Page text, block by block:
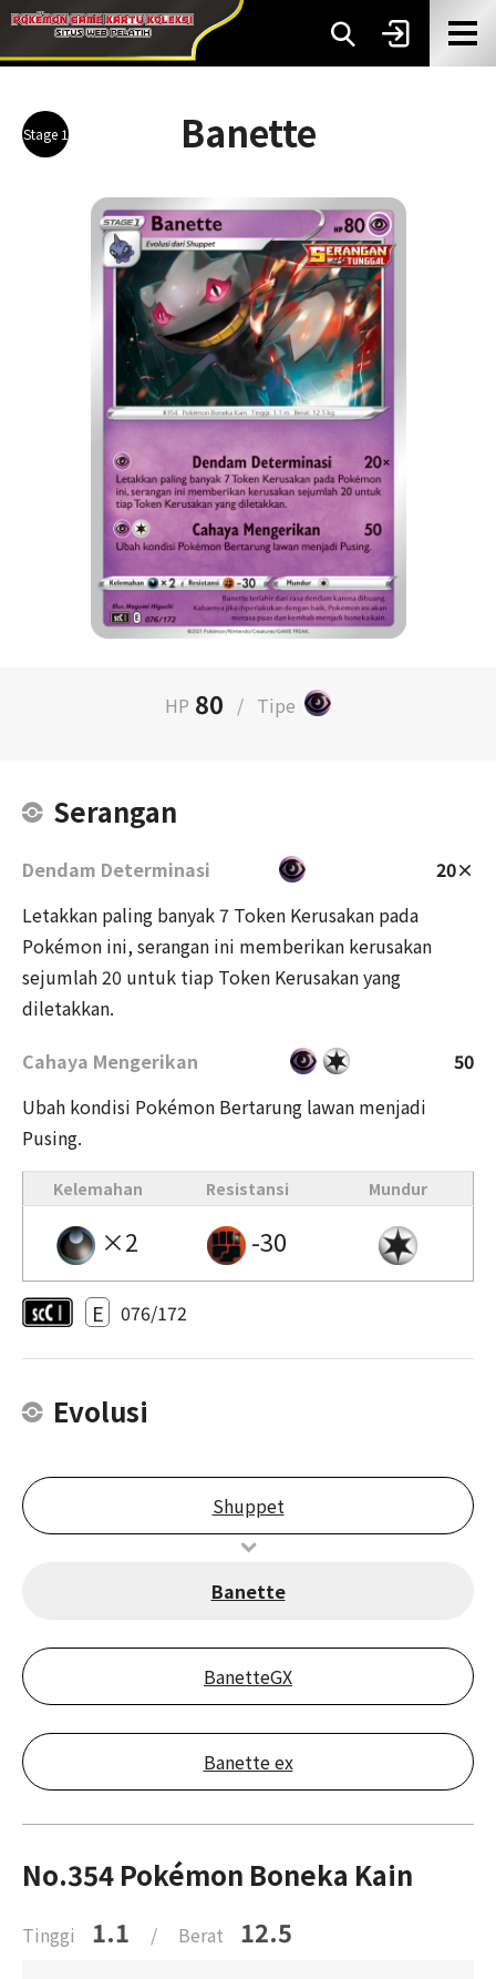
Stage 1 Banette
HP 80 / Tipe
Serangan
Dendam Determinasi
20×
Letakkan paling banyak 7 Token Kerusakan pada
Pokémon ini, serangan ini memberikan kerusakan
sejumlah 20 untuk tiap Token Kerusakan yang
diletakkan.
Cahaya Mengerikan
50
Ubah kondisi Pokémon Bertarung lawan menjadi
Pusing.
Kelemahan Resistansi Mundur
×2 -30
E 076/172
Evolusi
Shuppet
Banette
BanetteGX
Banette ex
No.354 Pokémon Boneka Kain
Tinggi 1.1 / Berat 12.5